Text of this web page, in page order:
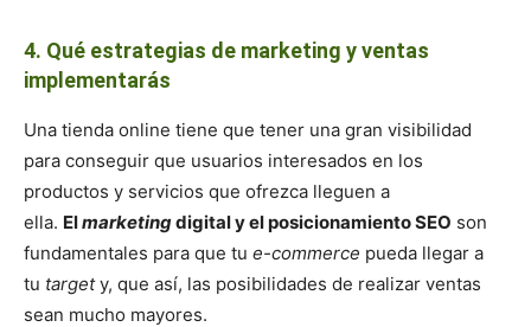
4. Qué estrategias de marketing y ventas
implementarás
Una tienda online tiene que tener una gran visibilidad
para conseguir que usuarios interesados en los
productos y servicios que ofrezca lleguen a
ella. Elmarketingdigital y el posicionamiento SEO son
fundamentales para que tu e-commerce pueda llegar a
tu targety, que así, las posibilidades de realizar ventas
sean mucho mayores.